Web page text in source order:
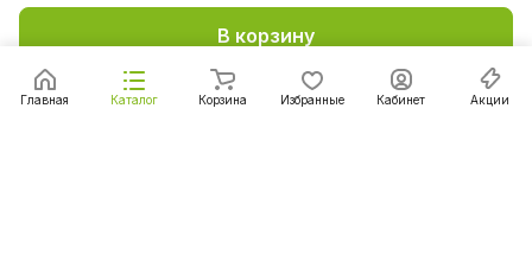
В корзину
Главная Каталог Корзина Избранные Кабинет Акции